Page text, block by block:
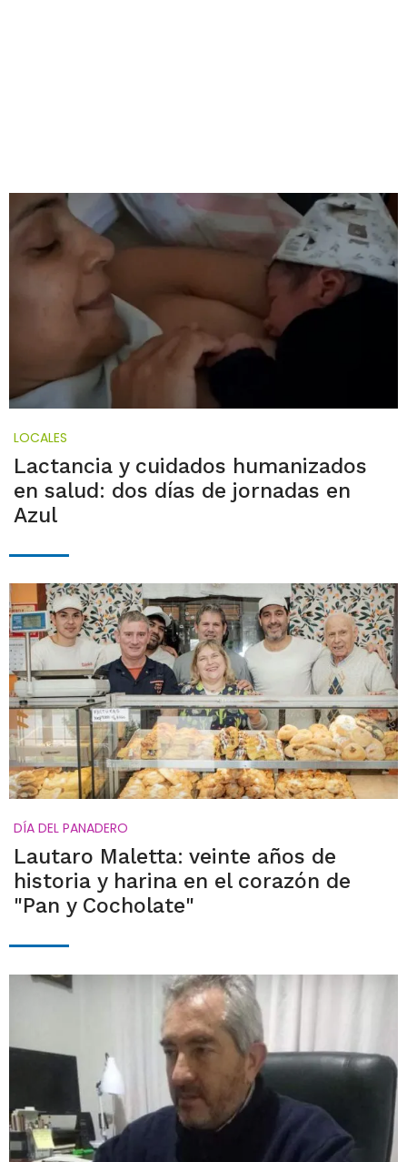
LOCALES
Lactancia y cuidados humanizados
en salud: dos días de jornadas en
Azul
DÍA DEL PANADERO
Lautaro Maletta: veinte años de
historia y harina en el corazón de
"Pan y Cocholate"